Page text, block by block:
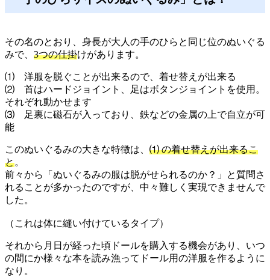
その名のとおり、身長が大人の手のひらと同じ位のぬいぐる
みで、 3つの仕掛けがあります。
⑴ 洋服を脱ぐことが出来るので、着せ替えが出来る
⑵ 首はハードジョイント、足はボタンジョイントを使用。
それぞれ動かせます
⑶ 足裏に磁石が入っており、鉄などの金属の上で自立が可
能
このぬいぐるみの大きな特徴は、 ⑴ の着せ替えが出来るこ
と。
前々から「ぬいぐるみの服は脱がせられるのか？」と質問さ
れることが多かったのですが、中々難しく実現できませんで
した。
（これは体に縫い付けているタイプ）
それから月日が経った頃ドールを購入する機会があり、いつ
の間にか様々な本を読み漁ってドール用の洋服を作るように
なり。